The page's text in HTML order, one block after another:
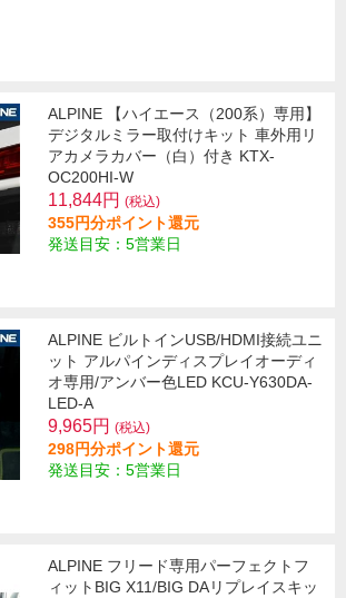
ALPINE 【ハイエース（200系）専用】
デジタルミラー取付けキット 車外用リ
アカメラカバー（白）付き KTX-
OC200HI-W
11,844円 (税込)
355円分ポイント還元
発送目安：5営業日
ALPINE ビルトインUSB/HDMI接続ユニ
ット アルパインディスプレイオーディ
オ専用/アンバー色LED KCU-Y630DA-
LED-A
9,965円 (税込)
298円分ポイント還元
発送目安：5営業日
ALPINE フリード専用パーフェクトフ
ィットBIG X11/BIG DAリプレイスキッ